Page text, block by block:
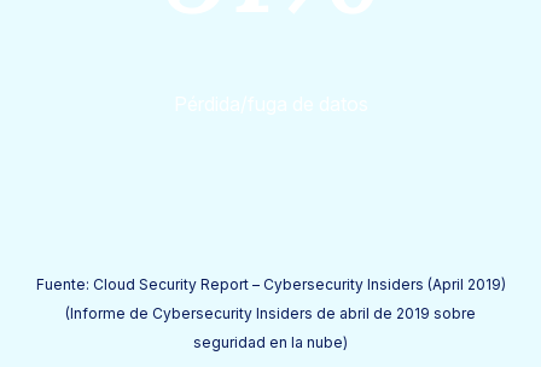
Fuente: Cloud Security Report – Cybersecurity Insiders (April 2019)
(Informe de Cybersecurity Insiders de abril de 2019 sobre
seguridad en la nube)